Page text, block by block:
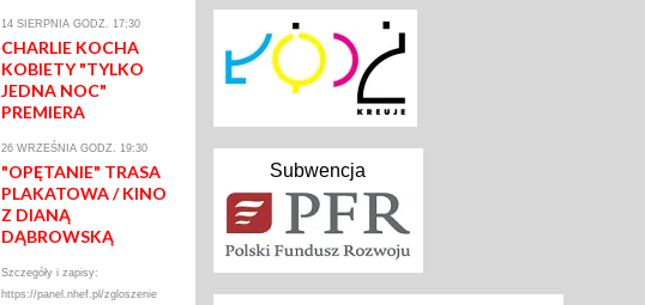
14 SIERPNIA GODZ. 17:30
CHARLIE KOCHA
KOBIETY "TYLKO
JEDNA NOC"
PREMIERA
26 WRZEŚNIA GODZ. 19:30
"OPĘTANIE" TRASA
PLAKATOWA / KINO
Z DIANĄ
DĄBROWSKĄ
Szczegóły i zapisy:
https://panel.nhef.pl/zgloszenie
Subwencja